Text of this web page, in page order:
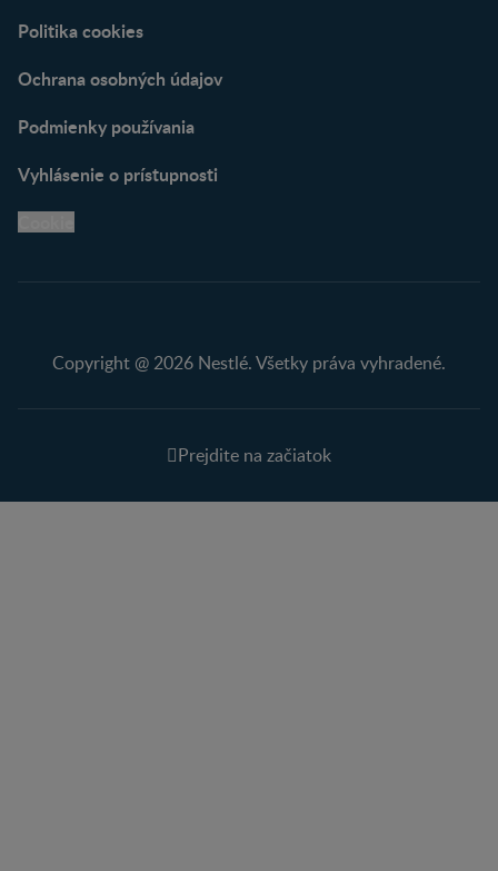
Politika cookies
Ochrana osobných údajov
Podmienky používania
Vyhlásenie o prístupnosti
Copyright @ 2026 Nestlé. Všetky práva vyhradené.
Prejdite na začiatok